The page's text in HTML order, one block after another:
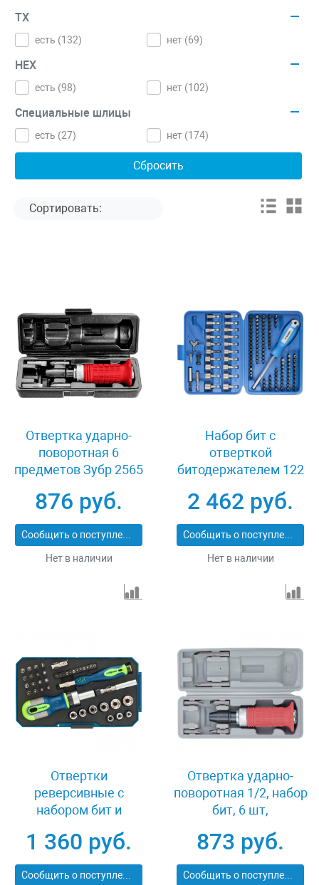
TX
есть (132) нет (69)
HEX
есть (98) нет (102)
Специальные шлицы
есть (27) нет (174)
Отвертка ударно-
поворотная 6
предметов Зубр 2565
876 руб.
Сообщить о поступлении
Нет в наличии
Набор бит с
отверткой
битодержателем 122
ПРОФИ 26096-H122
2 462 руб.
Сообщить о поступлении
Нет в наличии
Отвертки
реверсивные с
набором бит и
головками, 41 шт, CrV
Сибртех 13338
1 360 руб.
Сообщить о поступлении
Отвертка ударно-
поворотная 1/2, набор
бит, 6 шт,
пластиковый бокс
Matrix 11579
873 руб.
Сообщить о поступлении